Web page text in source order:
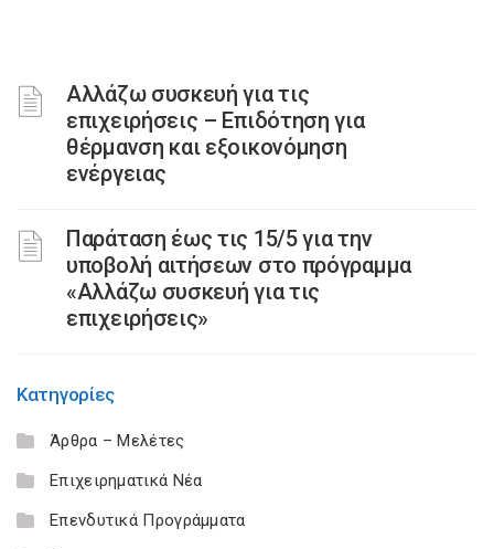
Αλλάζω συσκευή για τις
επιχειρήσεις – Επιδότηση για
θέρμανση και εξοικονόμηση
ενέργειας
Παράταση έως τις 15/5 για την
υποβολή αιτήσεων στο πρόγραμμα
«Αλλάζω συσκευή για τις
επιχειρήσεις»
Κατηγορίες
Άρθρα – Μελέτες
Επιχειρηματικά Νέα
Επενδυτικά Προγράμματα